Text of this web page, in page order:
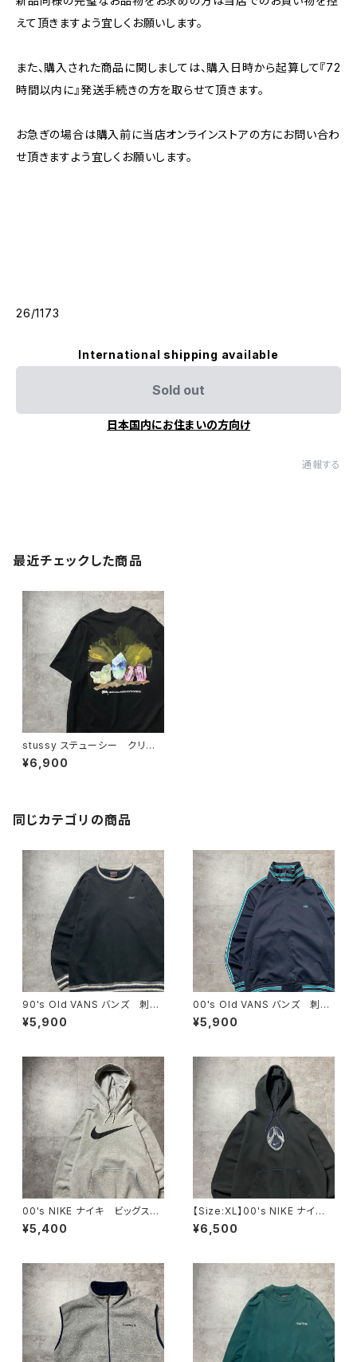
えて頂きますよう宜しくお願いします。
また、購入された商品に関しましては、購入日時から起算して『72
時間以内に』発送手続きの方を取らせて頂きます。
お急ぎの場合は購入前に当店オンラインストアの方にお問い合わ
せ頂きますよう宜しくお願いします。
26/1173
International shipping available
Sold out
日本国内にお住まいの方向け
通報する
最近チェックした商品
stussy ステューシー クリスタ
ル グラフィック スピリチュア
ル バックプリント ブラック
¥6,900
同じカテゴリの商品
90's Old VANS バンズ 刺繍
ワンポイント ラインリブ ヘビ
ーオンス ブラック 黒 スウェ
¥5,900
00's Old VANS バンズ 刺繍
ワンポイント ラインリブ ネイ
ビー ジャージ トラックジャケ
¥5,900
00's NIKE ナイキ ビッグスウ
ォッシュ プリント グレー ス
ウェット パーカー フーディ
¥5,400
【Size:XL】00's NIKE ナイ
キ スウォッシュセンター刺繍×
ワッペン ブラック 黒 スウェ
¥6,500